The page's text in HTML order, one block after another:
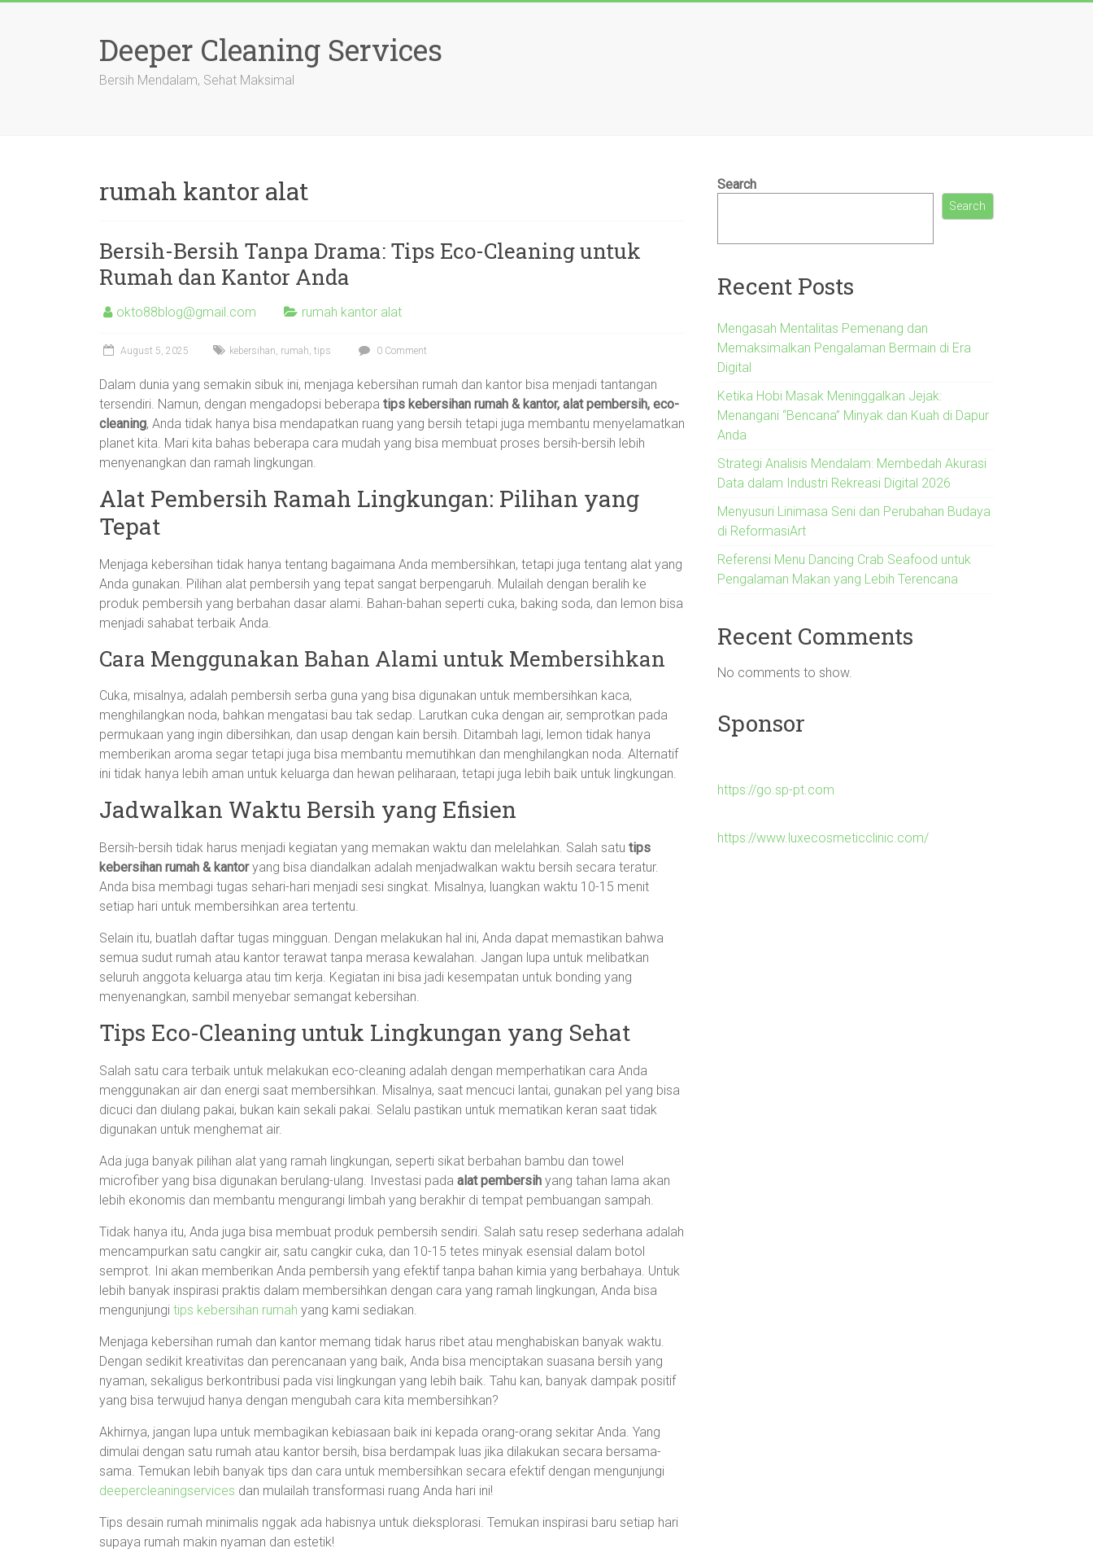
Deeper Cleaning Services
Bersih Mendalam, Sehat Maksimal
rumah kantor alat
Bersih-Bersih Tanpa Drama: Tips Eco-Cleaning untuk
Rumah dan Kantor Anda
okto88blog@gmail.com rumah kantor alat
August 5, 2025 kebersihan, rumah, tips 0 Comment
Dalam dunia yang semakin sibuk ini, menjaga kebersihan rumah dan kantor bisa menjadi tantangan
tersendiri. Namun, dengan mengadopsi beberapa tips kebersihan rumah & kantor, alat pembersih, eco-
cleaning, Anda tidak hanya bisa mendapatkan ruang yang bersih tetapi juga membantu menyelamatkan
planet kita. Mari kita bahas beberapa cara mudah yang bisa membuat proses bersih-bersih lebih
menyenangkan dan ramah lingkungan.
Alat Pembersih Ramah Lingkungan: Pilihan yang
Tepat
Menjaga kebersihan tidak hanya tentang bagaimana Anda membersihkan, tetapi juga tentang alat yang
Anda gunakan. Pilihan alat pembersih yang tepat sangat berpengaruh. Mulailah dengan beralih ke
produk pembersih yang berbahan dasar alami. Bahan-bahan seperti cuka, baking soda, dan lemon bisa
menjadi sahabat terbaik Anda.
Cara Menggunakan Bahan Alami untuk Membersihkan
Cuka, misalnya, adalah pembersih serba guna yang bisa digunakan untuk membersihkan kaca,
menghilangkan noda, bahkan mengatasi bau tak sedap. Larutkan cuka dengan air, semprotkan pada
permukaan yang ingin dibersihkan, dan usap dengan kain bersih. Ditambah lagi, lemon tidak hanya
memberikan aroma segar tetapi juga bisa membantu memutihkan dan menghilangkan noda. Alternatif
ini tidak hanya lebih aman untuk keluarga dan hewan peliharaan, tetapi juga lebih baik untuk lingkungan.
Jadwalkan Waktu Bersih yang Efisien
Bersih-bersih tidak harus menjadi kegiatan yang memakan waktu dan melelahkan. Salah satu tips
kebersihan rumah & kantoryang bisa diandalkan adalah menjadwalkan waktu bersih secara teratur.
Anda bisa membagi tugas sehari-hari menjadi sesi singkat. Misalnya, luangkan waktu 10-15 menit
setiap hari untuk membersihkan area tertentu.
Selain itu, buatlah daftar tugas mingguan. Dengan melakukan hal ini, Anda dapat memastikan bahwa
semua sudut rumah atau kantor terawat tanpa merasa kewalahan. Jangan lupa untuk melibatkan
seluruh anggota keluarga atau tim kerja. Kegiatan ini bisa jadi kesempatan untuk bonding yang
menyenangkan, sambil menyebar semangat kebersihan.
Tips Eco-Cleaning untuk Lingkungan yang Sehat
Salah satu cara terbaik untuk melakukan eco-cleaning adalah dengan memperhatikan cara Anda
menggunakan air dan energi saat membersihkan. Misalnya, saat mencuci lantai, gunakan pel yang bisa
dicuci dan diulang pakai, bukan kain sekali pakai. Selalu pastikan untuk mematikan keran saat tidak
digunakan untuk menghemat air.
Ada juga banyak pilihan alat yang ramah lingkungan, seperti sikat berbahan bambu dan towel
microfiber yang bisa digunakan berulang-ulang. Investasi pada alat pembersih yang tahan lama akan
lebih ekonomis dan membantu mengurangi limbah yang berakhir di tempat pembuangan sampah.
Tidak hanya itu, Anda juga bisa membuat produk pembersih sendiri. Salah satu resep sederhana adalah
mencampurkan satu cangkir air, satu cangkir cuka, dan 10-15 tetes minyak esensial dalam botol
semprot. Ini akan memberikan Anda pembersih yang efektif tanpa bahan kimia yang berbahaya. Untuk
lebih banyak inspirasi praktis dalam membersihkan dengan cara yang ramah lingkungan, Anda bisa
mengunjungi tips kebersihan rumah yang kami sediakan.
Menjaga kebersihan rumah dan kantor memang tidak harus ribet atau menghabiskan banyak waktu.
Dengan sedikit kreativitas dan perencanaan yang baik, Anda bisa menciptakan suasana bersih yang
nyaman, sekaligus berkontribusi pada visi lingkungan yang lebih baik. Tahu kan, banyak dampak positif
yang bisa terwujud hanya dengan mengubah cara kita membersihkan?
Akhirnya, jangan lupa untuk membagikan kebiasaan baik ini kepada orang-orang sekitar Anda. Yang
dimulai dengan satu rumah atau kantor bersih, bisa berdampak luas jika dilakukan secara bersama-
sama. Temukan lebih banyak tips dan cara untuk membersihkan secara efektif dengan mengunjungi
deepercleaningservices dan mulailah transformasi ruang Anda hari ini!
Tips desain rumah minimalis nggak ada habisnya untuk dieksplorasi. Temukan inspirasi baru setiap hari
supaya rumah makin nyaman dan estetik!
Search
Search
Recent Posts
Mengasah Mentalitas Pemenang dan
Memaksimalkan Pengalaman Bermain di Era
Digital
Ketika Hobi Masak Meninggalkan Jejak:
Menangani “Bencana” Minyak dan Kuah di Dapur
Anda
Strategi Analisis Mendalam: Membedah Akurasi
Data dalam Industri Rekreasi Digital 2026
Menyusuri Linimasa Seni dan Perubahan Budaya
di ReformasiArt
Referensi Menu Dancing Crab Seafood untuk
Pengalaman Makan yang Lebih Terencana
Recent Comments
No comments to show.
Sponsor
https://go.sp-pt.com
https://www.luxecosmeticclinic.com/